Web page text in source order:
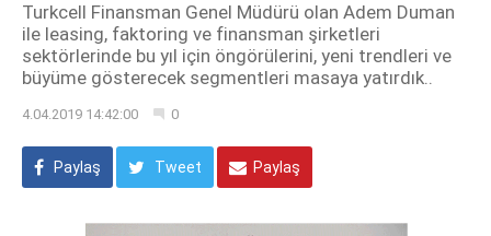
Turkcell Finansman Genel Müdürü olan Adem Duman
ile leasing, faktoring ve finansman şirketleri
sektörlerinde bu yıl için öngörülerini, yeni trendleri ve
büyüme gösterecek segmentleri masaya yatırdık..
4.04.2019 14:42:00 0
Paylaş Tweet Paylaş